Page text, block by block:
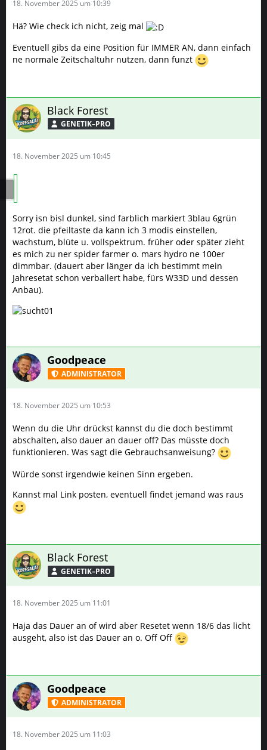
18. November 2025 um 10:39
Hä? Wie check ich nicht, zeig mal
Eventuell gibs da eine Position für IMMER AN, dann einfach
ne normale Zeitschaltuhr nutzen, dann funzt
Black Forest
GENETIK–PRO
18. November 2025 um 10:45
Sorry isn bisl dunkel, sind farblich markiert 3blau 6grün
12rot. die pfeiltaste da kann ich 3 modis einstellen,
wachstum, blüte u. vollspektrum. früher oder später zieht
es mich zu ner spider farmer o. mars hydro ne 100er
dimmbar. (dauert aber länger da ich bestimmt mein
Jahresetat schon verballert habe, fürs W33D und dessen
Anbau).
Goodpeace
ADMINISTRATOR
18. November 2025 um 10:53
Wenn du die Uhr drückst kannst du die doch bestimmt
abschalten, also dauer an dauer off? Das müsste doch
funktionieren. Was sagt die Gebrauchsanweisung?
Würde sonst irgendwie keinen Sinn ergeben.
Kannst mal Link posten, eventuell findet jemand was raus
Black Forest
GENETIK–PRO
18. November 2025 um 11:01
Haja das Dauer an of wird aber Resetet wenn 18/6 das licht
ausgeht, also ist das Dauer an o. Off Off
Goodpeace
ADMINISTRATOR
18. November 2025 um 11:03